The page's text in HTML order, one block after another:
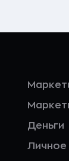
Деньги
Личное